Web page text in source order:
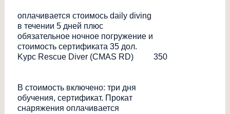
оплачивается стоимось daily diving
в течении 5 дней плюс
обязательное ночное погружение и
стоимость сертификата 35 дол.
Kурс Rescue Diver (CMAS RD)
В стоимость включено: три дня
обучения, сертификат. Прокат
снаряжения оплачивается
350